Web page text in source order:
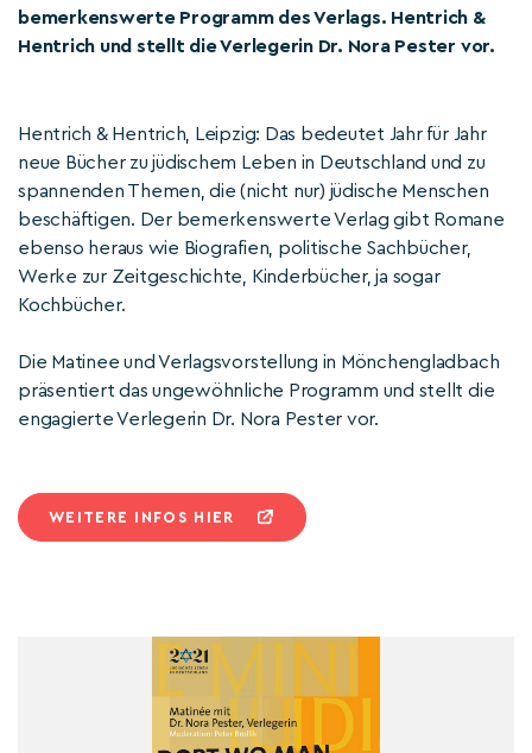
bemerkenswerte Programm des Verlags. Hentrich &
Hentrich und stellt die Verlegerin Dr. Nora Pester vor.
Hentrich & Hentrich, Leipzig: Das bedeutet Jahr für Jahr
neue Bücher zu jüdischem Leben in Deutschland und zu
spannenden Themen, die (nicht nur) jüdische Menschen
beschäftigen. Der bemerkenswerte Verlag gibt Romane
ebenso heraus wie Biografien, politische Sachbücher,
Werke zur Zeitgeschichte, Kinderbücher, ja sogar
Kochbücher.
Die Matinee und Verlagsvorstellung in Mönchengladbach
präsentiert das ungewöhnliche Programm und stellt die
engagierte Verlegerin Dr. Nora Pester vor.
WEITERE INFOS HIER